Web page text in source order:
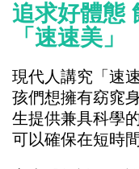
追求好體態
「速速美」
現代人講究「速
孩們想擁有窈窕
生提供兼具科學
可以確保在短時